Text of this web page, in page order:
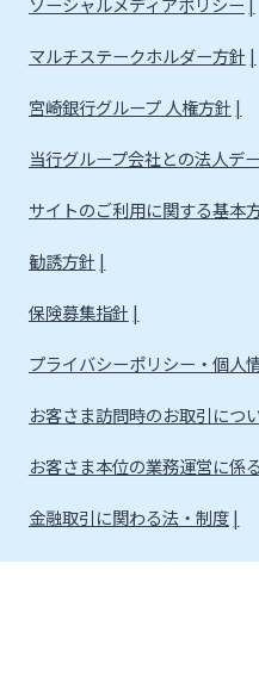
マルチステークホルダー方針
宮崎銀行グループ 人権方針
当行グループ会社との法人デ
サイトのご利用に関する基本
勧誘方針
保険募集指針
プライバシーポリシー・個人
お客さま訪問時のお取引につ
お客さま本位の業務運営に係
金融取引に関わる法・制度
金融取引に関わる方針